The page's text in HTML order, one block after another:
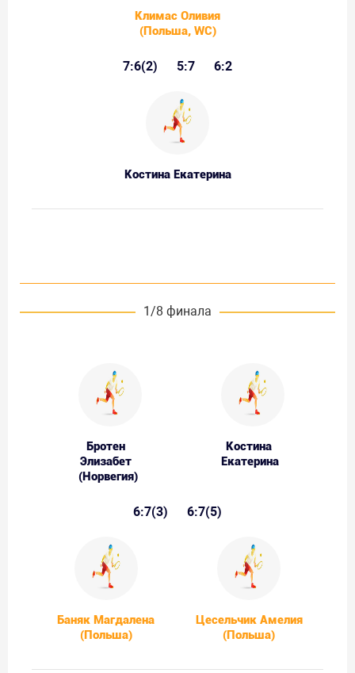
Климас Оливия
(Польша, WC)
7:6(2) 5:7 6:2
Костина Екатерина
1/8 финала
Бротен
Элизабет
(Норвегия)
Костина
Екатерина
6:7(3) 6:7(5)
Баняк Магдалена
(Польша)
Цесельчик Амелия
(Польша)